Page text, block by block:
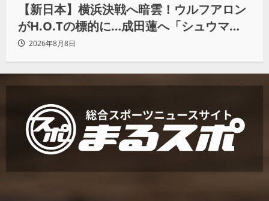
【新日本】横浜決戦へ暗雲！ウルフアロン
がH.O.Tの標的に…成田蓮へ「シュウマイ
にしてやる」と怒り爆発
2026年8月8日